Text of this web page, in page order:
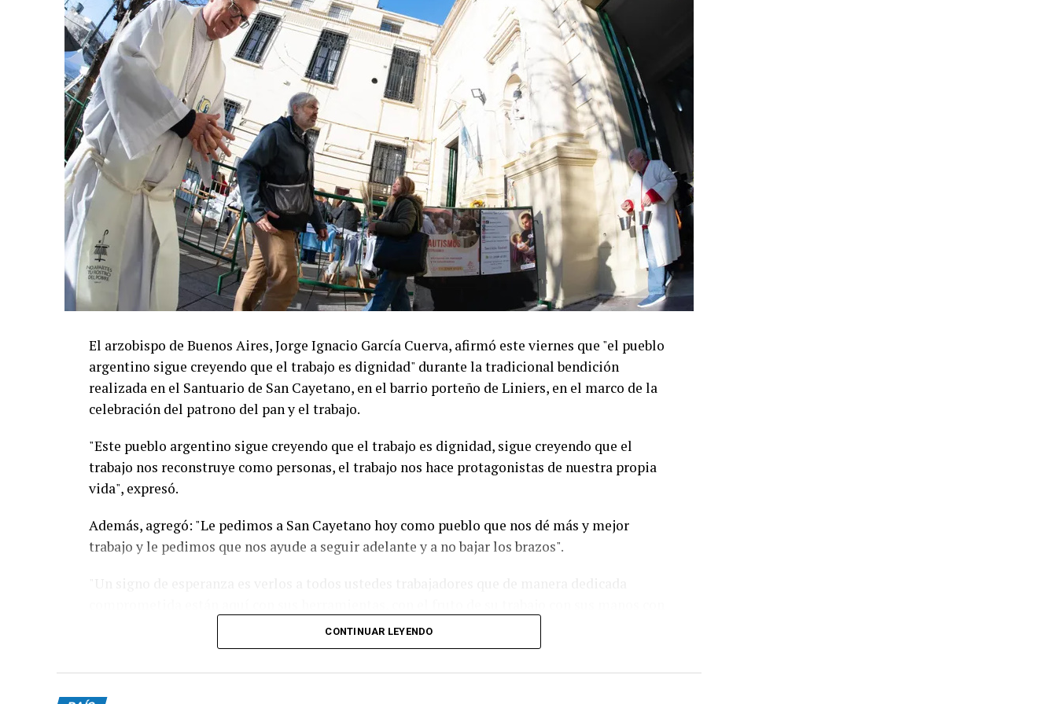
El arzobispo de Buenos Aires, Jorge Ignacio García Cuerva, afirmó este viernes que "el pueblo
argentino sigue creyendo que el trabajo es dignidad" durante la tradicional bendición
realizada en el Santuario de San Cayetano, en el barrio porteño de Liniers, en el marco de la
celebración del patrono del pan y el trabajo.
"Este pueblo argentino sigue creyendo que el trabajo es dignidad, sigue creyendo que el
trabajo nos reconstruye como personas, el trabajo nos hace protagonistas de nuestra propia
vida", expresó.
Además, agregó: "Le pedimos a San Cayetano hoy como pueblo que nos dé más y mejor
trabajo y le pedimos que nos ayude a seguir adelante y a no bajar los brazos".
su corazón queriendo reconstruir seguramente la vida de su familia y la de nuestro país.
Cuando decimos que recibimos la bendición es como cuando nuestros pibes en el barrio
dicen 'bien ahí', Dios hoy está diciendo ‘Bien ahí’”, dijo.
CONTINUAR LEYENDO